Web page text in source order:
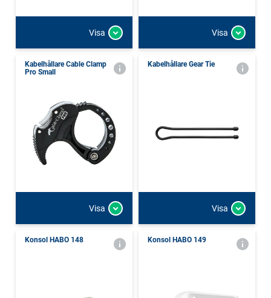
Visa Visa
Kabelhållare Cable Clamp
Pro Small
Visa
Kabelhållare Gear Tie
Visa
Konsol HABO 148 Konsol HABO 149